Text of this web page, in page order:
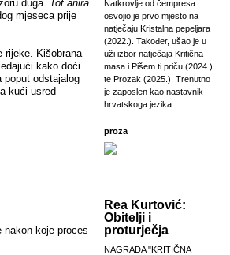
duga. Tot anirá
mjeseca prije
Kišobrana
kako doći
poput odstajalog
kući usred
koje proces
Natkrovlje od čempresa
osvojio je prvo mjesto na
natječaju Kristalna pepeljara
(2022.). Također, ušao je u
uži izbor natječaja Kritična
masa i Pišem ti priču (2024.)
te Prozak (2025.). Trenutno
je zaposlen kao nastavnik
hrvatskoga jezika.
proza
Rea Kurtović:
Obitelji i
proturječja
NAGRADA "KRITIČNA